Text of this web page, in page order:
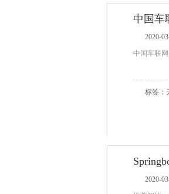
中国车
2020-
中国车联
标签：
2020-